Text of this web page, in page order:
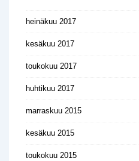
heinäkuu 2017
kesäkuu 2017
toukokuu 2017
huhtikuu 2017
marraskuu 2015
kesäkuu 2015
toukokuu 2015